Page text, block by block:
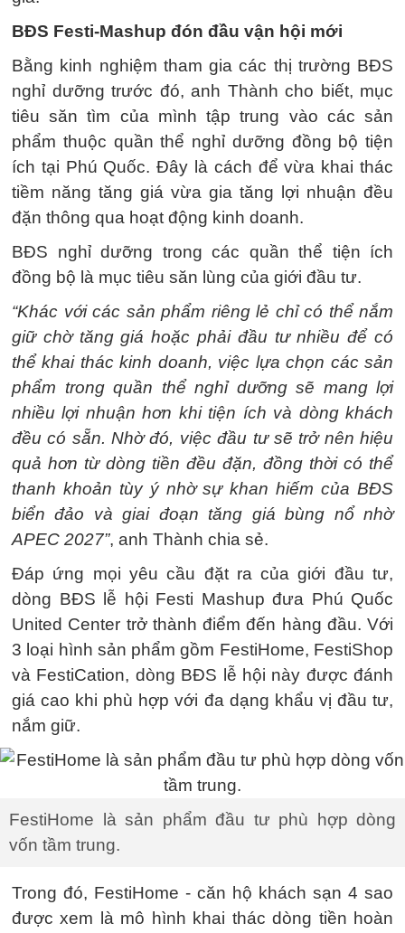
BĐS Festi-Mashup đón đầu vận hội mới
Bằng kinh nghiệm tham gia các thị trường BĐS
nghỉ dưỡng trước đó, anh Thành cho biết, mục
tiêu săn tìm của mình tập trung vào các sản
phẩm thuộc quần thể nghỉ dưỡng đồng bộ tiện
ích tại Phú Quốc. Đây là cách để vừa khai thác
tiềm năng tăng giá vừa gia tăng lợi nhuận đều
đặn thông qua hoạt động kinh doanh.
BĐS nghỉ dưỡng trong các quần thể tiện ích
đồng bộ là mục tiêu săn lùng của giới đầu tư.
“Khác với các sản phẩm riêng lẻ chỉ có thể nắm
giữ chờ tăng giá hoặc phải đầu tư nhiều để có
thể khai thác kinh doanh, việc lựa chọn các sản
phẩm trong quần thể nghỉ dưỡng sẽ mang lợi
nhiều lợi nhuận hơn khi tiện ích và dòng khách
đều có sẵn. Nhờ đó, việc đầu tư sẽ trở nên hiệu
quả hơn từ dòng tiền đều đặn, đồng thời có thể
thanh khoản tùy ý nhờ sự khan hiếm của BĐS
biển đảo và giai đoạn tăng giá bùng nổ nhờ
APEC 2027”, anh Thành chia sẻ.
Đáp ứng mọi yêu cầu đặt ra của giới đầu tư,
dòng BĐS lễ hội Festi Mashup đưa Phú Quốc
United Center trở thành điểm đến hàng đầu. Với
3 loại hình sản phẩm gồm FestiHome, FestiShop
và FestiCation, dòng BĐS lễ hội này được đánh
giá cao khi phù hợp với đa dạng khẩu vị đầu tư,
nắm giữ.
FestiHome là sản phẩm đầu tư phù hợp dòng
vốn tầm trung.
Trong đó, FestiHome - căn hộ khách sạn 4 sao
được xem là mô hình khai thác dòng tiền hoàn